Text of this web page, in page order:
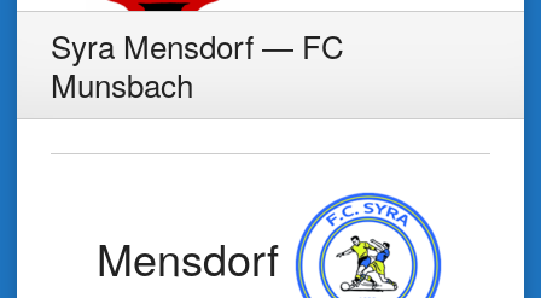
Syra Mensdorf — FC
Munsbach
Mensdorf